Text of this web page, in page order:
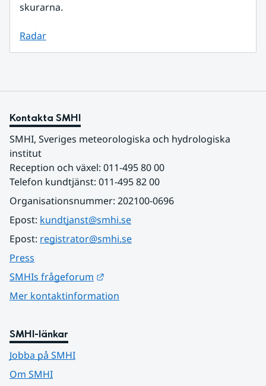
skurarna.
Radar
Kontakta SMHI
SMHI, Sveriges meteorologiska och hydrologiska
institut
Reception och växel: 011-495 80 00
Telefon kundtjänst: 011-495 82 00
Organisationsnummer: 202100-0696
Epost: kundtjanst@smhi.se
Epost: registrator@smhi.se
Press
SMHIs frågeforum
Mer kontaktinformation
SMHI-länkar
Jobba på SMHI
Om SMHI